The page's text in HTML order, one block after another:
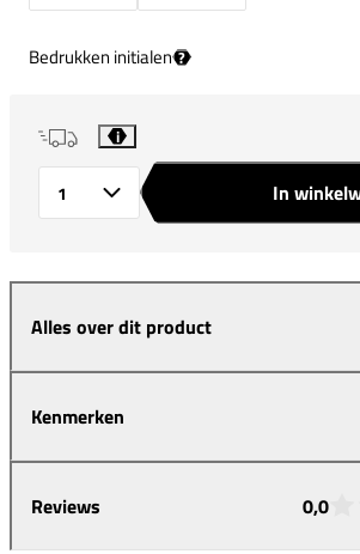
Bedrukken initialen ?
i
In
Alles over dit product
Kenmerken
Reviews 0,0